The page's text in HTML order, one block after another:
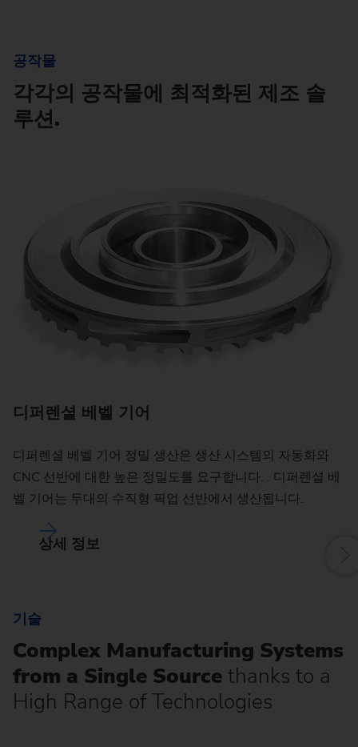
공작물
각각의 공작물에 최적화된 제조 솔
루션.
디퍼렌셜 베벨 기어
디퍼렌셜 베벨 기어 정밀 생산은 생산 시스템의 자동화와
CNC 선반에 대한 높은 정밀도를 요구합니다. . 디퍼렌셜 베
벨 기어는 두대의 수직형 픽업 선반에서 생산됩니다.
상세 정보
기술
Complex Manufacturing Systems
from a Single Source thanks to a
High Range of Technologies